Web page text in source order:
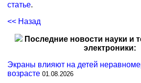
статье.
<< Назад
Последние новости науки и
электроники:
Экраны влияют на детей
возрасте 01.08.2026